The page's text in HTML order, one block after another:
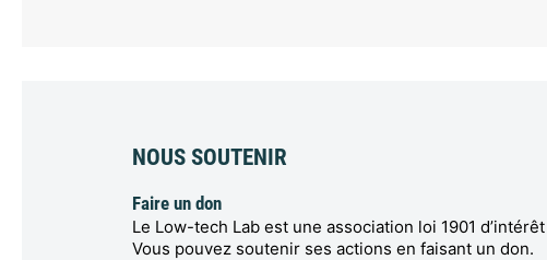
NOUS SOUTENIR
Faire un don
Le Low-tech Lab est une association loi 1901
Vous pouvez soutenir ses actions en faisant un don.